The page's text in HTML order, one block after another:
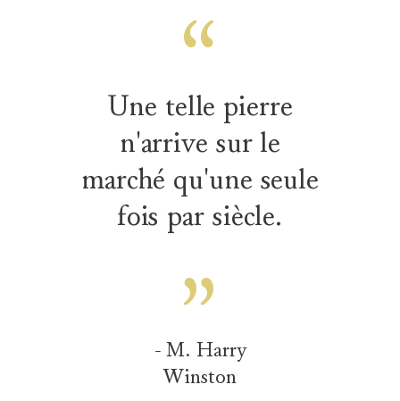
Une telle pierre
n'arrive sur le
marché qu'une seule
fois par siècle.
- M. Harry
Winston